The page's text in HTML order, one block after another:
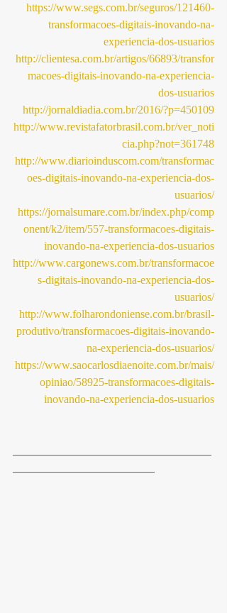
https://www.segs.com.br/seguros/121460-
transformacoes-digitais-inovando-na-
experiencia-dos-usuarios
http://clientesa.com.br/artigos/66893/transfor
macoes-digitais-inovando-na-experiencia-
dos-usuarios
http://jornaldiadia.com.br/2016/?p=450109
http://www.revistafatorbrasil.com.br/ver_noti
cia.php?not=361748
http://www.diarioinduscom.com/transformac
oes-digitais-inovando-na-experiencia-dos-
usuarios/
https://jornalsumare.com.br/index.php/comp
onent/k2/item/557-transformacoes-digitais-
inovando-na-experiencia-dos-usuarios
http://www.cargonews.com.br/transformacoe
s-digitais-inovando-na-experiencia-dos-
usuarios/
http://www.folharondoniense.com.br/brasil-
produtivo/transformacoes-digitais-inovando-
na-experiencia-dos-usuarios/
https://www.saocarlosdiaenoite.com.br/mais/
opiniao/58925-transformacoes-digitais-
inovando-na-experiencia-dos-usuarios